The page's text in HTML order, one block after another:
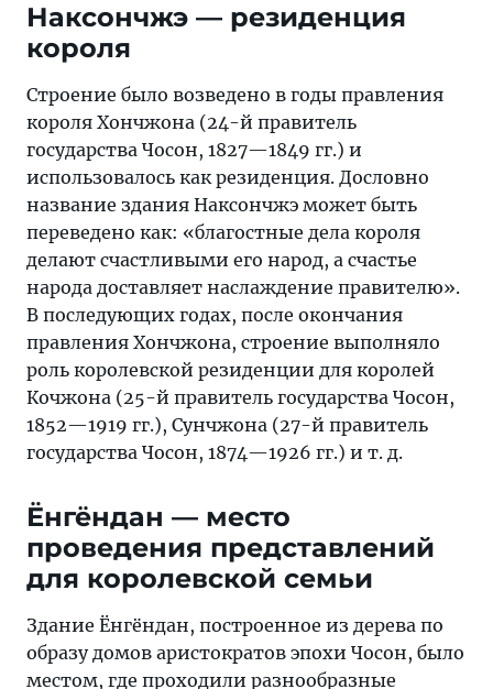
Наксончжэ — резиденция
короля
Строение было возведено в годы правления
короля Хончжона (24-й правитель
государства Чосон, 1827—1849 гг.) и
использовалось как резиденция. Дословно
название здания Наксончжэ может быть
переведено как: «благостные дела короля
делают счастливыми его народ, а счастье
народа доставляет наслаждение правителю».
В последующих годах, после окончания
правления Хончжона, строение выполняло
роль королевской резиденции для королей
Кочжона (25-й правитель государства Чосон,
1852—1919 гг.), Сунчжона (27-й правитель
государства Чосон, 1874—1926 гг.) и т. д.
Ёнгёндан — место
проведения представлений
для королевской семьи
Здание Ёнгёндан, построенное из дерева по
образу домов аристократов эпохи Чосон, было
местом, где проходили разнообразные